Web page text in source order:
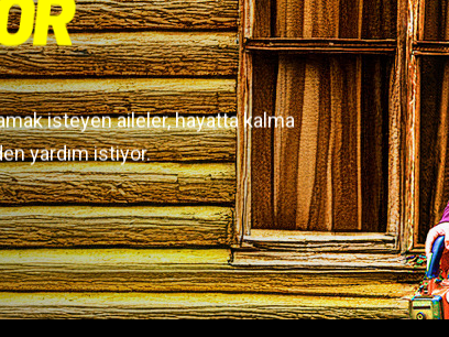
isteyen aileler, hayatta kalma
yardım istiyor.